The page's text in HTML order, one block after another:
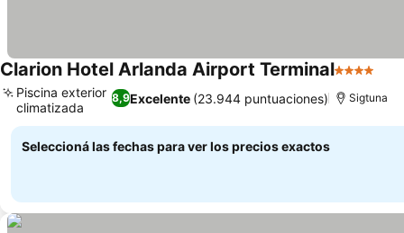
Clarion Hotel Arlanda Airport Terminal4 Estrellas
8,9Excelente (23.944 puntuaciones)
Piscina exterior
climatizada
Sigtuna
Seleccioná las fechas para ver los precios exactos